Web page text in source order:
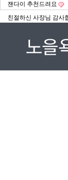
잰다이 추천드려요
친절하신 사장님 감사